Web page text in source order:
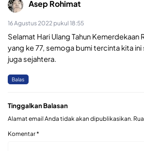
Asep Rohimat
16 Agustus 2022 pukul 18:55
Selamat Hari Ulang Tahun Kemerdekaan
yang ke 77, semoga bumi tercinta kita ini
juga sejahtera.
Balas
Tinggalkan Balasan
Alamat email Anda tidak akan dipublikasikan.
Komentar*